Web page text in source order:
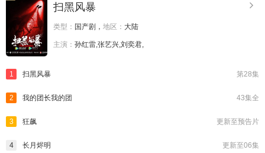
扫黑风暴
类型： 国产剧， 地区： 大陆
主演： 孙红雷,张艺兴,刘奕君,
第28集
1 扫黑风暴
43集全
2 我的团长我的团
更新至预告片
3 狂飙
更新至06集
4 长月烬明